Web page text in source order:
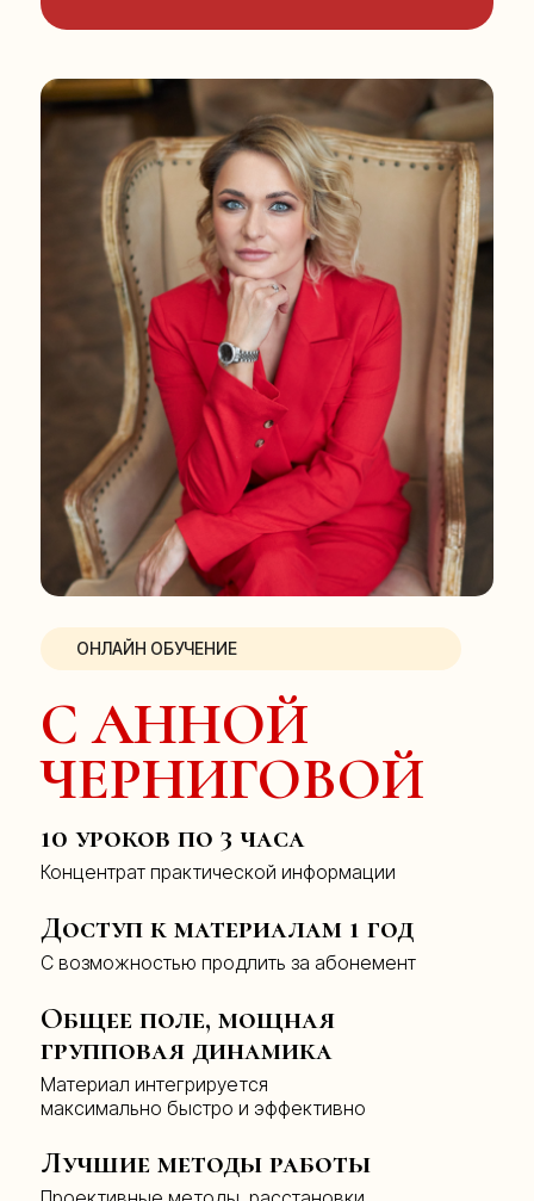
Концентрат практической информации
10 уроков по 3 часа
С возможностью продлить за абонемент
Доступ к материалам 1 год
Материал интегрируется
максимально быстро и эффективно
Общее поле, мощная
групповая динамика
Лучшие методы работы
С АННОЙ
ЧЕРНИГОВОЙ
ОНЛАЙН ОБУЧЕНИЕ
Юридический адрес:
МОСКВА, УЛ ВЕРХНЯЯ
МАСЛОВКА, Д 20, СТР
КПП 771401001
ОГРН 1207700414734,
Расчетный счет
40702810310000809874
Академия имеет государственную лицензию на предоставление
дополнительного профессионального образования 041414 от
13.05.21г.
info@iarpt.ru
ЭЛЕКТРОННАЯ ПОЧТА
ГРАФИК РАБОТЫ
ОРГАНИЗАЦИИ:
8 903 579 22 44
сб и вс выходной
Международная Академия
Репарационной Психологии и Терапии
Варианты обучения
Оплата модулей
бесплатно часть
первого урока
Руководитель iARPT
График обучения
Сообщество
Лицензия Академии
Политика
конфиденциальности
Этический кодекс
Академии
Марафоны и тренинги
ИНФОРМАЦИЯ
Договор оферты
Требования для
диплома ДПО
Специалисты Академии